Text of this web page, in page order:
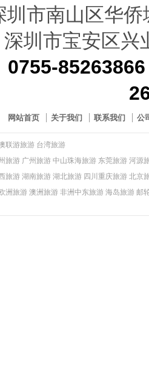
圳市南山区华
圳市宝安区兴
0755-
网站首页 关于我们 联系我们 公
联游旅游 台湾旅游
旅游 广州旅游 中山珠海旅游 东莞旅游 河源
旅游 湖南旅游 湖北旅游 四川重庆旅游 北京
洲旅游 澳洲旅游 非洲中东旅游 海岛旅游 邮